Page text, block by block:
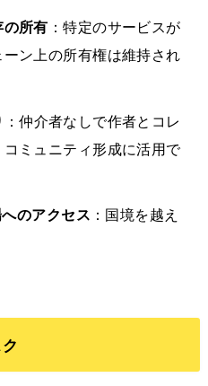
所有 ：特定のサービスが
ン上の所有権は維持され
：仲介者なしで作者とコレ
ミュニティ形成に活用で
のアクセス ：国境を越え